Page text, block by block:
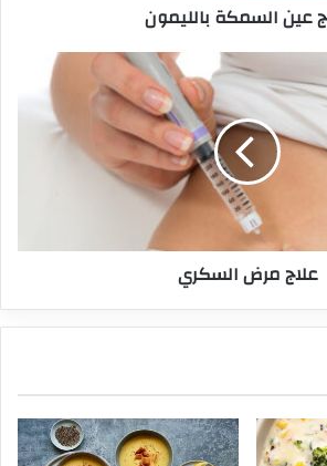
عين السمكة بالليمون
علاج مرض السكري